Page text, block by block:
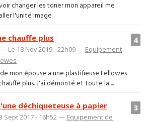
changer les toner mon appareil me
l'unité image .
4
chauffe plus
— Le 18 Nov 2019 - 22h09 — Equipement
mon épouse a une plastifieuse Fellowes
plus. J'ai démonté et toute la ...
3
déchiqueteuse à papier
Sept 2017 - 16h52 — Equipement de